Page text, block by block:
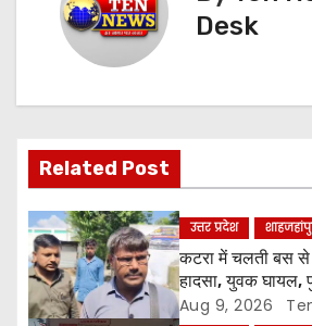
v
g
a
t
Desk
Related Post
उत्तर प्रदेश
कटरा में चलती बस
हादसा, युवक
परिचालक को पूंछताछ
Aug 9, 2026